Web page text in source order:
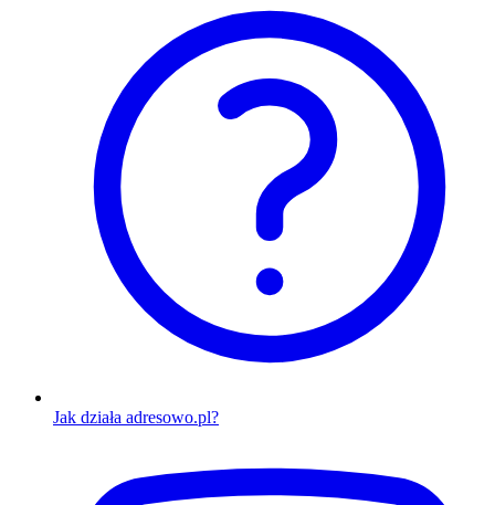
Jak działa adresowo.pl?